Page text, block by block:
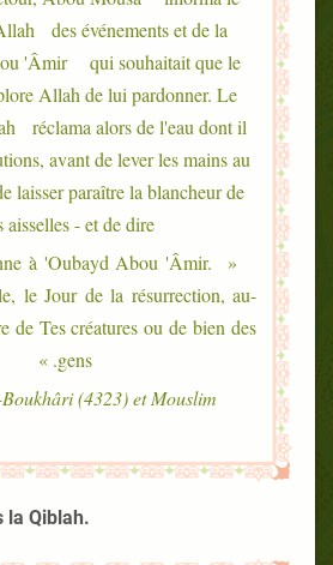
des événements et de la
'Âmir qui souhaitait que le
Allah de lui pardonner. Le
réclama alors de l'eau dont il
avant de lever les mains au
laisser paraître la blancheur de
aisselles - et de dire:
à 'Oubayd Abou 'Âmir.
le Jour de la résurrection, au-
de Tes créatures ou de bien des
gens. »
(4323) et Mouslim
la Qiblah.